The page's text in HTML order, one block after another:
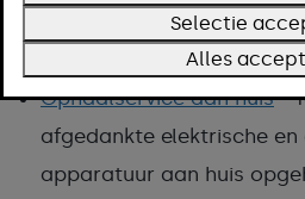
functionerend. Koel- en
goede staat en werkend.
Ophaalservice aan huis-
afgedankte elektrische en
apparatuur aan huis
Selectie
Alles